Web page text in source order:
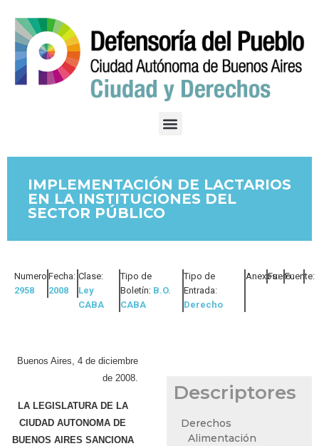
IMPLEMENTACIÓN DE LACTARIOS
EN LA INSTITUCIONES DEL
SECTOR PÚBLICO
Numero:
2958
Fecha:
2008
Clase:
Ley
CABA
Tipo de
Boletín: B.O.
CABA
Tipo de
Entrada:
Derecho
Anexos:Fuero:Fuente:
Buenos Aires, 4 de diciembre
de 2008.
LA LEGISLATURA DE LA
CIUDAD AUTONOMA DE
BUENOS AIRES SANCIONA
Descriptores
Derechos
Alimentación